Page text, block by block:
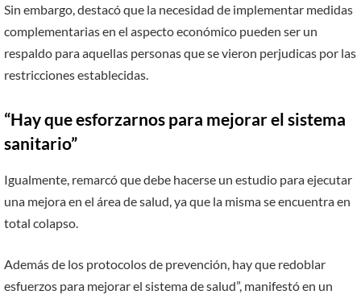
Sin embargo, destacó que la necesidad de implementar medidas
complementarias en el aspecto económico pueden ser un
respaldo para aquellas personas que se vieron perjudicas por las
restricciones establecidas.
“Hay que esforzarnos para mejorar el sistema
sanitario”
Igualmente, remarcó que debe hacerse un estudio para ejecutar
una mejora en el área de salud, ya que la misma se encuentra en
total colapso.
Además de los protocolos de prevención, hay que redoblar
esfuerzos para mejorar el sistema de salud”, manifestó en un